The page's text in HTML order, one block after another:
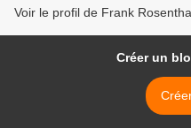
Voir le profil de Frank
Créer un